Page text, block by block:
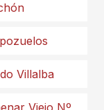
Villalba
Viejo Nº